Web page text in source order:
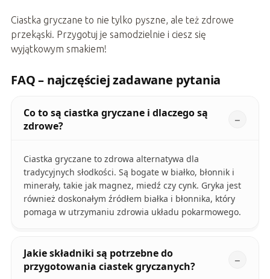
Ciastka gryczane to nie tylko pyszne, ale też zdrowe
przekąski. Przygotuj je samodzielnie i ciesz się
wyjątkowym smakiem!
FAQ – najczęściej zadawane pytania
Co to są ciastka gryczane i dlaczego są
zdrowe?
Ciastka gryczane to zdrowa alternatywa dla
tradycyjnych słodkości. Są bogate w białko, błonnik i
minerały, takie jak magnez, miedź czy cynk. Gryka jest
również doskonałym źródłem białka i błonnika, który
pomaga w utrzymaniu zdrowia układu pokarmowego.
Jakie składniki są potrzebne do
przygotowania ciastek gryczanych?